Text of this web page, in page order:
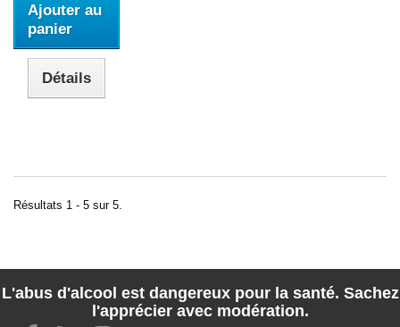
Ajouter au
panier
Détails
Résultats 1 - 5 sur 5.
L'abus d'alcool est dangereux pour la santé. Sachez
l'apprécier avec modération.